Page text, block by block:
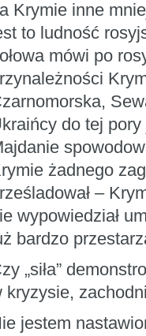
Krymie inne
to ludność
mówi po
do tej
żadnego
–
wypowiedział
bardzo
„siła”
kryzysie,
jestem